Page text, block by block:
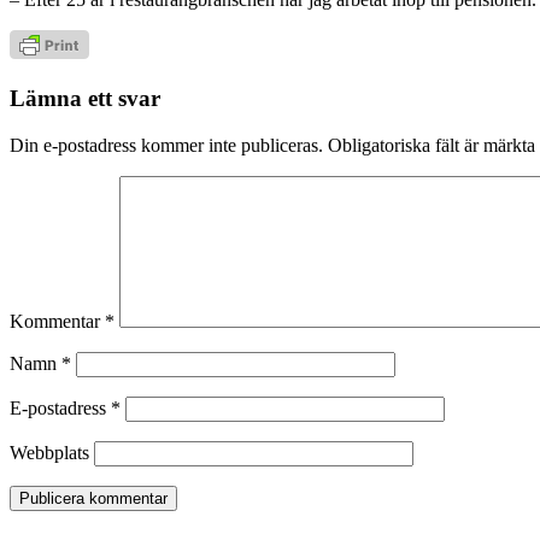
Lämna ett svar
Din e-postadress kommer inte publiceras. Obligatoriska fält är märkta
Kommentar *
Namn *
E-postadress *
Webbplats